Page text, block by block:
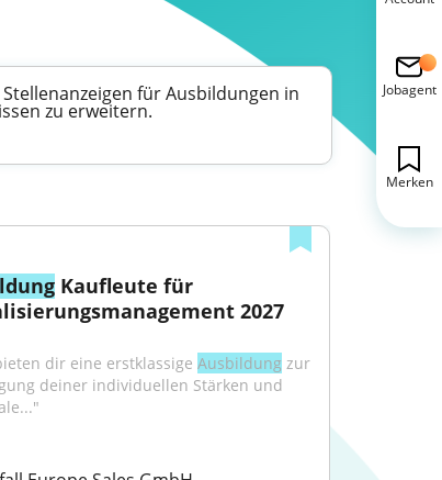
für Ausbildungen in
zu erweitern.
Kaufleute für
2027
dir eine erstklassige Ausbildung zur
deiner individuellen Stärken und
Jobagent
Merken